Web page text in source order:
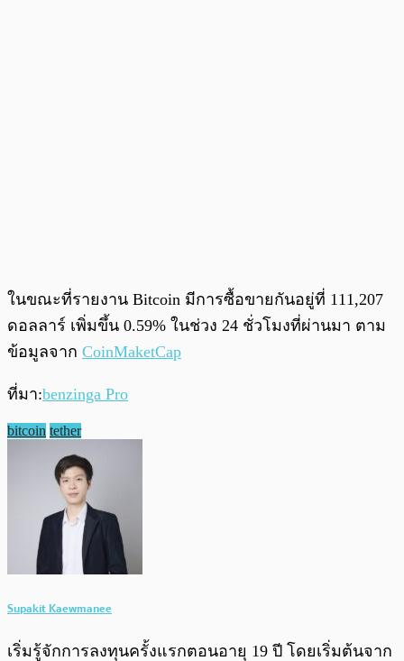
ในขณะที่รายงาน Bitcoin มีการซื้อขายกันอยู่ที่ 111,207
ดอลลาร์ เพิ่มขึ้น 0.59% ในช่วง 24 ชั่วโมงที่ผ่านมา ตาม
ข้อมูลจาก CoinMaketCap
ที่มา:benzinga Pro
bitcoin tether
Supakit Kaewmanee
เริ่มรู้จักการลงทุนครั้งแรกตอนอายุ 19 ปี โดยเริ่มต้นจาก